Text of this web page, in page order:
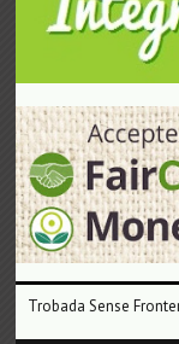
Trobada Sense